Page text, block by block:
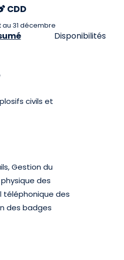
CDD
au 31 décembre
Disponibilités
civils et
Gestion du
des
téléphonique des
des badges